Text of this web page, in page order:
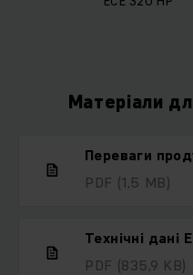
Матеріали
Переваги
PDF (1,5 MB)
Технічні дані
PDF (835,9 KB)